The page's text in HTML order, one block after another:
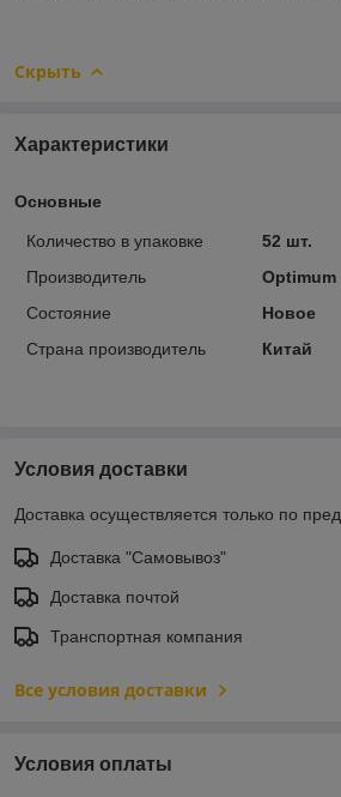
Скрыть
Характеристики
Основные
Количество в упаковке
52 шт.
Производитель
Optimum
Состояние
Новое
Страна производитель
Китай
Условия доставки
Доставка осуществляется только по
Доставка "Самовывоз"
Доставка почтой
Транспортная компания
Все условия доставки
Условия оплаты